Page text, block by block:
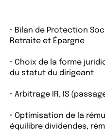
• Bilan de Protection
Retraite et Épargne
• Choix de la forme
du statut du dirigeant
• Arbitrage IR, IS
• Optimisation de la
équilibre dividendes,